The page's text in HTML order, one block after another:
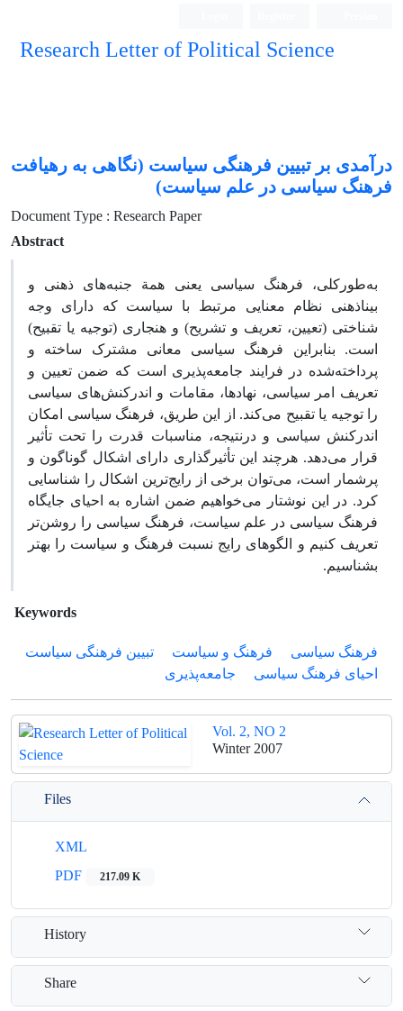
Research Letter of Political Science
درآمدی بر تبیین فرهنگی سیاست (نگاهی به رهیافت
فرهنگ سیاسی در علم سیاست)
Document Type : Research Paper
Abstract
به‌طورکلی، فرهنگ سیاسی یعنی همة جنبه‌های ذهنی و
بینا‌ذهنی نظام معنایی مرتبط با سیاست که دارای وجه
شناختی (تعیین، تعریف و تشریح) و هنجاری (توجیه یا تقبیح)
است. بنابراین فرهنگ سیاسی معانی مشترک ساخته و
پرداخته‌شده در فرایند جامعه‌پذیری است که ضمن تعیین و
تعریف امر سیاسی، نهادها، مقامات و اندر‌کنش‌های سیاسی
را توجیه یا تقبیح می‌کند. از این طریق، فرهنگ سیاسی امکان‌
اندرکنش سیاسی و درنتیجه، مناسبات قدرت را تحت تأثیر
قرار می‌دهد. هرچند این تأثیرگذاری دارای اشکال گوناگون و
پرشمار است، می‌توان برخی از رایج‌ترین اشکال را شناسایی
کرد. در این نوشتار می‌خواهیم ضمن اشاره به احیای جایگاه
فرهنگ سیاسی در علم سیاست، فرهنگ سیاسی را روشن‌تر
تعریف کنیم و الگوهای رایج نسبت فرهنگ و سیاست را بهتر
بشناسیم.
Keywords
فرهنگ سیاسی فرهنگ و سیاست
تبیین فرهنگی سیاست
احیای فرهنگ سیاسی
جامعه‌پذیری
Vol. 2, NO 2
Winter 2007
Files
XML
PDF
217.09 K
History
Share